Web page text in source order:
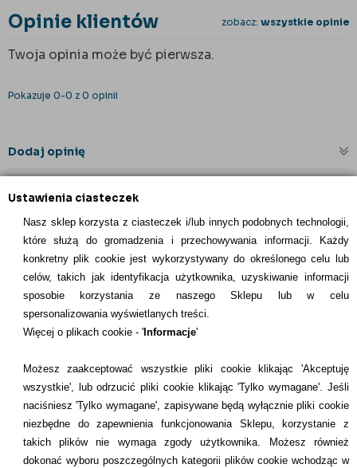
Ustawienia ciasteczek
Nasz sklep korzysta z ciasteczek i/lub innych podobnych technologii,
które służą do gromadzenia i przechowywania informacji. Każdy
konkretny plik cookie jest wykorzystywany do określonego celu lub
celów, takich jak identyfikacja użytkownika, uzyskiwanie informacji
sposobie korzystania ze naszego Sklepu lub w celu
spersonalizowania wyświetlanych treści.
Więcej o plikach cookie - 'Informacje'
Możesz zaakceptować wszystkie pliki cookie klikając 'Akceptuję
wszystkie', lub odrzucić pliki cookie klikając 'Tylko wymagane'. Jeśli
naciśniesz 'Tylko wymagane', zapisywane będą wyłącznie pliki cookie
niezbędne do zapewnienia funkcjonowania Sklepu, korzystanie z
takich plików nie wymaga zgody użytkownika. Możesz również
dokonać wyboru poszczególnych kategorii plików cookie wchodząc w
Opinie klientów zobacz: wszystkie opinie
Twoja opinia może być pierwsza.
Pokazuje 0-0 z 0 opinii
Dodaj opinię
INFORMACJE KONTAKTOWE
Informacje
Formy płatności
Dostawcy
Kontakt